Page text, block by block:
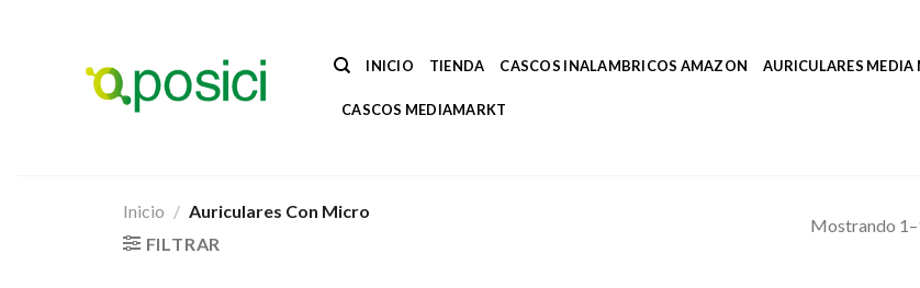
INICIO TIENDA CASCOS INALAMBRICOS AMAZON AURICULARES MEDIA
CASCOS MEDIAMARKT
Inicio / Auriculares Con Micro
FILTRAR
Mostrando